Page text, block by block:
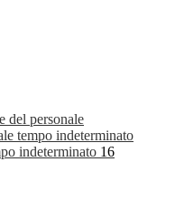
del personale
tempo indeterminato
indeterminato 16